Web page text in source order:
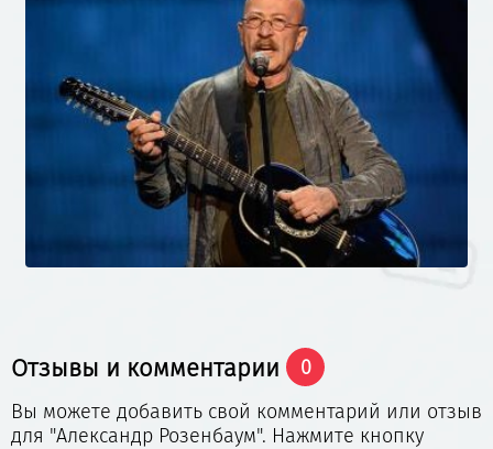
Отзывы и комментарии
0
Вы можете добавить свой комментарий или отзыв
для "Александр Розенбаум". Нажмите кнопку